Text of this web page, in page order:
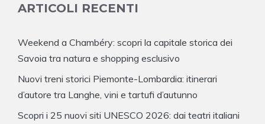
ARTICOLI RECENTI
Weekend a Chambéry: scopri la capitale storica dei
Savoia tra natura e shopping esclusivo
Nuovi treni storici Piemonte-Lombardia: itinerari
d’autore tra Langhe, vini e tartufi d’autunno
Scopri i 25 nuovi siti UNESCO 2026: dai teatri italiani